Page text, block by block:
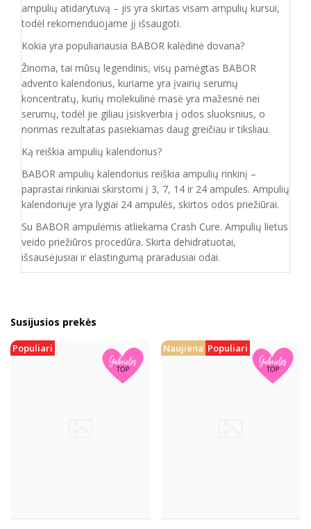
ampulių atidarytuvą – jis yra skirtas visam ampulių kursui,
todėl rekomenduojame jį išsaugoti.
Kokia yra populiariausia BABOR kalėdinė dovana?
Žinoma, tai mūsų legendinis, visų pamėgtas BABOR
advento kalendorius, kuriame yra įvairių serumų
koncentratų, kurių molekulinė masė yra mažesnė nei
serumų, todėl jie giliau įsiskverbia į odos sluoksnius, o
norimas rezultatas pasiekiamas daug greičiau ir tiksliau.
Ką reiškia ampulių kalendorius?
BABOR ampulių kalendorius reiškia ampulių rinkinį –
paprastai rinkiniai skirstomi į 3, 7, 14 ir 24 ampules. Ampulių
kalendoriuje yra lygiai 24 ampulės, skirtos odos priežiūrai.
Su BABOR ampulėmis atliekama Crash Cure. Ampulių lietus
veido priežiūros procedūra. Skirta dehidratuotai,
išsausėjusiai ir elastingumą praradusiai odai.
Susijusios prekės
Populiari Naujiena Populiari